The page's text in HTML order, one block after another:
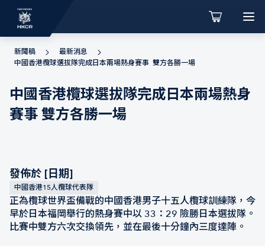
新聞稿
最新消息
中國香港欖球選拔隊完成日本兩場熱身賽事 雙方各勝一場
中國香港欖球選拔隊完成日本兩場熱身
賽事 雙方各勝一場
發佈於 [日期]
中國香港15人欖球代表隊
正為欖球世界盃備戰的中國香港男子十五人欖球訓練隊，今
早於日本福岡舉行的熱身賽中以 33：29 險勝日本選拔隊。
比賽中雙方六次交換領先，並在最後十分鐘內三度達陣。